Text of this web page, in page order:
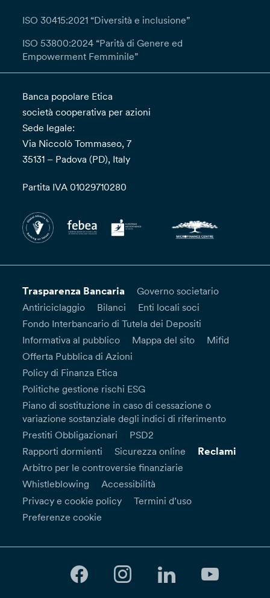
ISO 30415:2021 “Diversità e inclusione”
ISO 53800:2024 “Parità di Genere ed
Empowerment Femminile”
Banca popolare Etica
società cooperativa per azioni
Sede legale:
Via Niccolò Tommaseo, 7
35131 – Padova (PD), Italy
Partita IVA 01029710280
Trasparenza Bancaria
Governo societario
Antiriciclaggio
Bilanci
Enti locali soci
Fondo Interbancario di Tutela dei Depositi
Informativa al pubblico
Mappa del sito
Mifid
Offerta Pubblica di Azioni
Policy di Finanza Etica
Politiche gestione rischi ESG
Piano di sostituzione in caso di cessazione o
variazione sostanziale degli indici di riferimento
Prestiti Obbligazionari
PSD2
Rapporti dormienti
Sicurezza online Reclami
Arbitro per le controversie finanziarie
Whistleblowing
Accessibilità
Privacy e cookie policy
Termini d’uso
Preferenze cookie